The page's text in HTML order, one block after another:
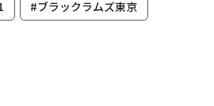
#ブラックラムズ東京